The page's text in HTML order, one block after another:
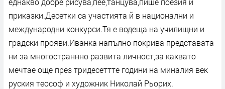
приказки.Десетки са участията й в национални и
международни конкурси.Тя е водеща на училищни и
градски прояви.Иванка напълно покрива представата
ни за многостраннно развита личност,за каквато
мечтае още през тридесеттте години на миналия век
руския теософ и художник Николай Рьорих.